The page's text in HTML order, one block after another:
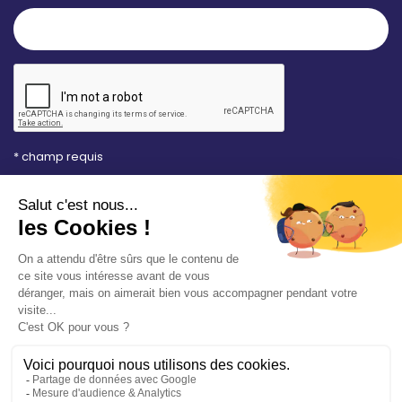
* champ requis
vous envoyer les lettres d'information de la Mairie de
Saint-Aubin-sur-Mer. Vous pouvez à tout moment
utiliser le lien de désabonnement intégré dans la
newsletter. Consultez notre
confidentialitépour en savoir plus.
Vos démarches en ligne